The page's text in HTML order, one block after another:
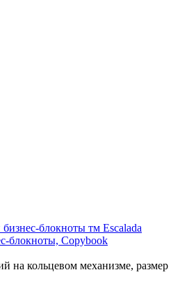
блокноты тм Escalada
блокноты, Copybook
на кольцевом механизме, размер